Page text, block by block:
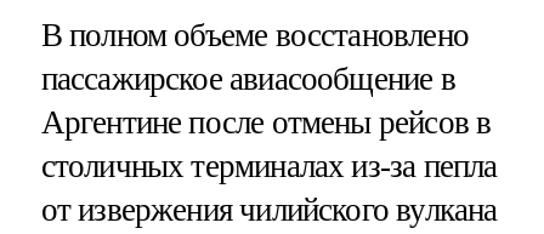
В полном объеме восстановлено
пассажирское авиасообщение в
Аргентине после отмены рейсов в
столичных терминалах из-за пепла
от извержения чилийского вулкана